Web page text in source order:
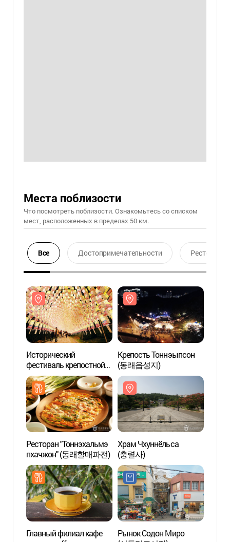
Места поблизости
Что посмотреть поблизости. Ознакомьтесь со списком
мест, расположенных в пределах 50 км.
Все Достопримечательности Ресторан
Исторический
фестиваль крепостной
стены Тоннэыпсон
(동래읍성역사축제)
Крепость Тоннэыпсон
(동래읍성지)
Ресторан "Тоннэхальмэ
пхачжон" (동래할매파전)
Храм Чхуннёльса
(충렬사)
Главный филиал кафе
Рынок Содон Миро